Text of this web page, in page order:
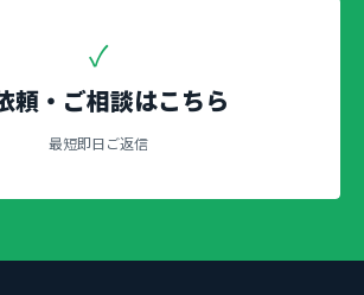
✓
頼・ご相談はこちら
最短即日ご返信